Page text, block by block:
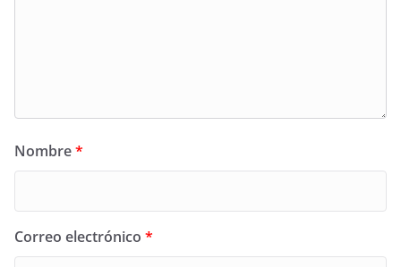
Nombre*
Correo electrónico *